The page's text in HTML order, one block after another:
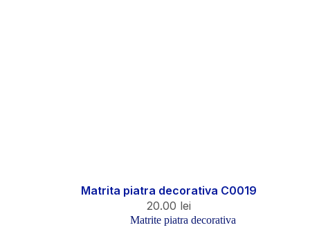
Matrita piatra decorativa C0019
20.00 lei
Matrite piatra decorativa